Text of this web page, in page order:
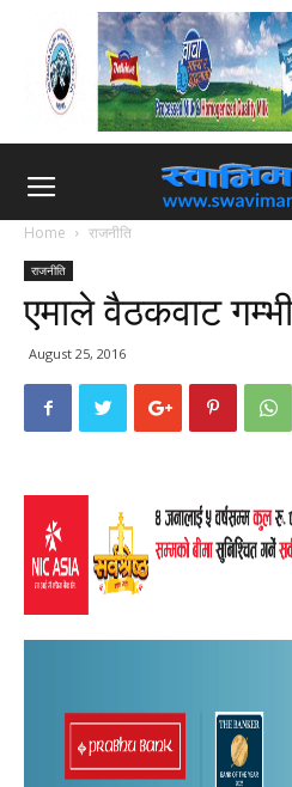
Home राजनीति
राजनीति
एमाले वैठकवाट
August 25, 2016